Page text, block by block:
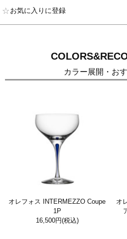
お気に入りに登録
カラー展開・お
オレフォス INTERMEZZO Coupe
1P
16,500円(税込)
オ